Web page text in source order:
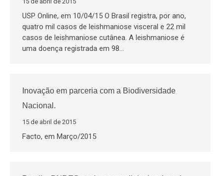
USP Online, em 10/04/15 O Brasil registra, por ano,
quatro mil casos de leishmaniose visceral e 22 mil
casos de leishmaniose cutânea. A leishmaniose é
uma doença registrada em 98…
Inovação em parceria com a Biodiversidade
Nacional.
15 de abril de 2015
Facto, em Março/2015